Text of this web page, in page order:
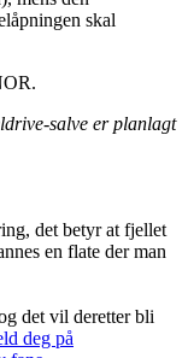
skal
salve er planlagt
det betyrat fjellet
en flate der man
det vil deretter bli
deg på